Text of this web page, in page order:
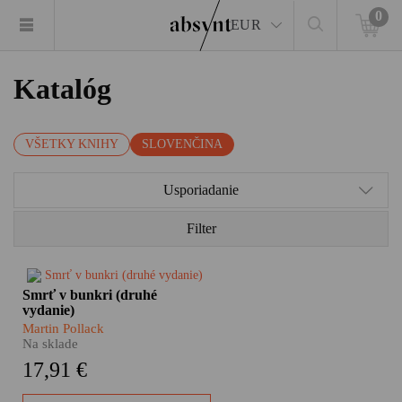
EUR
0
Katalóg
VŠETKY KNIHY SLOVENČINA
Usporiadanie
Filter
Aká by mala byť absyntovka
desaťročia? Jednoznačne
pútavá. Mrazivá. Osobná.
Nástojčivá. Prežitá na vlastnej
bunkri Martina Pollacka je
Smrť v bunkri (druhé
vydanie)
Martin Pollack
Na sklade
17,91 €